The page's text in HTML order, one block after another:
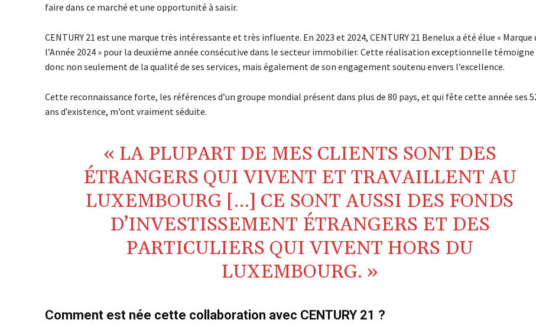
faire dans ce marché et une opportunité à saisir.
CENTURY 21 est une marque très intéressante et très influente. En 2023 et 2024, CENTURY 21 Benelux a été élue « Marque
l’Année 2024 » pour la deuxième année consécutive dans le secteur immobilier. Cette réalisation exceptionnelle témoigne
donc non seulement de la qualité de ses services, mais également de son engagement soutenu envers l’excellence.
Cette reconnaissance forte, les références d’un groupe mondial présent dans plus de 80 pays, et qui fête cette année ses
ans d’existence, m’ont vraiment séduite.
« LA PLUPART DE MES CLIENTS SONT DES
ÉTRANGERS QUI VIVENT ET TRAVAILLENT AU
LUXEMBOURG […] CE SONT AUSSI DES FONDS
D’INVESTISSEMENT ÉTRANGERS ET DES
PARTICULIERS QUI VIVENT HORS DU
LUXEMBOURG. »
Comment est née cette collaboration avec CENTURY 21 ?